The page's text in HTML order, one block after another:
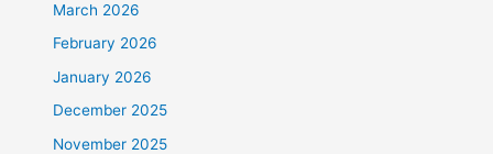
March 2026
February 2026
January 2026
December 2025
November 2025